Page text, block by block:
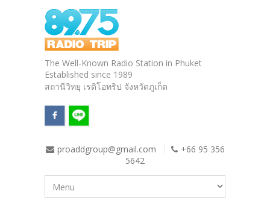
The Well-Known Radio Station in Phuket
Established since 1989
สถานีวิทยุ เรดิโอทริป จังหวัดภูเก็ต
proaddgroup@gmail.com
+66 95 356
5642